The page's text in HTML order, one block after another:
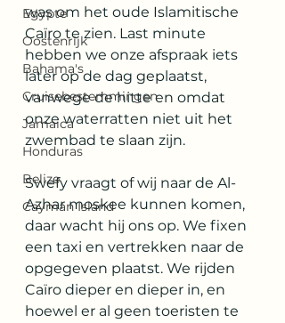
Egypte
Oostenrijk
Bahama's
Cruisebestemmingen
Jamaica
Honduras
Belize
Cayman Island
was om het oude Islamitische
Caïro te zien. Last minute
hebben we onze afspraak iets
later op de dag geplaatst,
vanwege de hitte en omdat
onze waterratten niet uit het
zwembad te slaan zijn.
Swefy vraagt of wij naar de Al-
Azhar moskee kunnen komen,
daar wacht hij ons op. We fixen
een taxi en vertrekken naar de
opgegeven plaatst. We rijden
Caïro dieper en dieper in, en
hoewel er al geen toeristen te